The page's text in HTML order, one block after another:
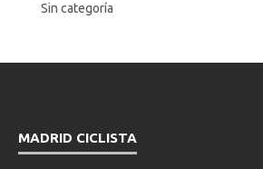
Sin categoría
MADRID CICLISTA